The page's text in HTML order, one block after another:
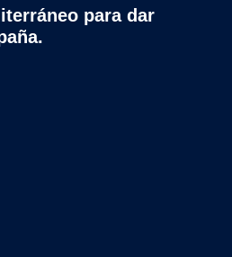
para dar